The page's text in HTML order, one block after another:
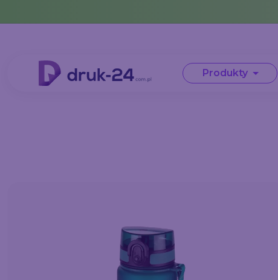
Produkty